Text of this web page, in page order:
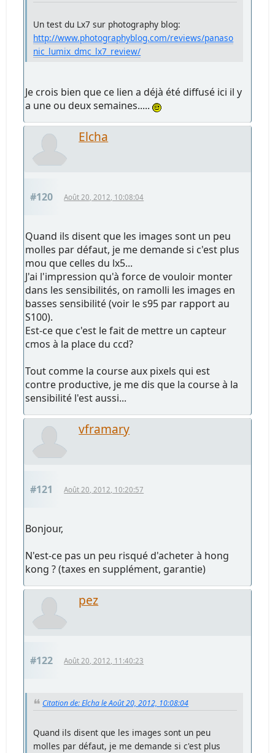
Un test du Lx7 sur photography blog:
http://www.photographyblog.com/reviews/panaso
nic_lumix_dmc_lx7_review/
Je crois bien que ce lien a déjà été diffusé ici il y
a une ou deux semaines.....
Elcha
#120 Août 20, 2012, 10:08:04
Quand ils disent que les images sont un peu
molles par défaut, je me demande si c'est plus
mou que celles du lx5...
J'ai l'impression qu'à force de vouloir monter
dans les sensibilités, on ramolli les images en
basses sensibilité (voir le s95 par rapport au
S100).
Est-ce que c'est le fait de mettre un capteur
cmos à la place du ccd?
Tout comme la course aux pixels qui est
contre productive, je me dis que la course à la
sensibilité l'est aussi...
vframary
#121 Août 20, 2012, 10:20:57
Bonjour,
N'est-ce pas un peu risqué d'acheter à hong
kong ? (taxes en supplément, garantie)
pez
#122 Août 20, 2012, 11:40:23
Citation de: Elcha le Août 20, 2012, 10:08:04
Quand ils disent que les images sont un peu
molles par défaut, je me demande si c'est plus